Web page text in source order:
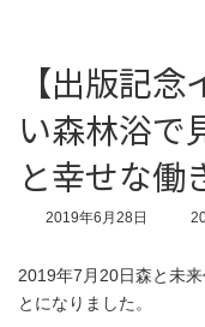
【出版記
い森林浴で
と幸せな働
2019年6月28日
最
新
2019年7月20日森と未
とになりました。